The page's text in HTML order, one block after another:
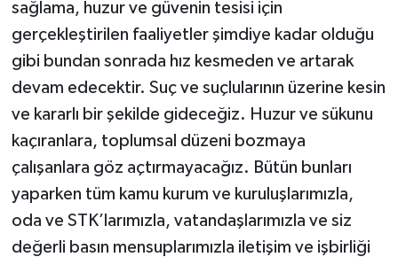
sağlama, huzur ve güvenin tesisi için
gerçekleştirilen faaliyetler şimdiye kadar olduğu
gibi bundan sonrada hız kesmeden ve artarak
devam edecektir. Suç ve suçlularının üzerine kesin
ve kararlı bir şekilde gideceğiz. Huzur ve sükunu
kaçıranlara, toplumsal düzeni bozmaya
çalışanlara göz açtırmayacağız. Bütün bunları
yaparken tüm kamu kurum ve kuruluşlarımızla,
oda ve STK’larımızla, vatandaşlarımızla ve siz
değerli basın mensuplarımızla iletişim ve işbirliği